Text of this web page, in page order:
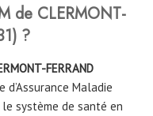
de CLERMONT-
?
FERRAND
d’Assurance Maladie
système de santé en